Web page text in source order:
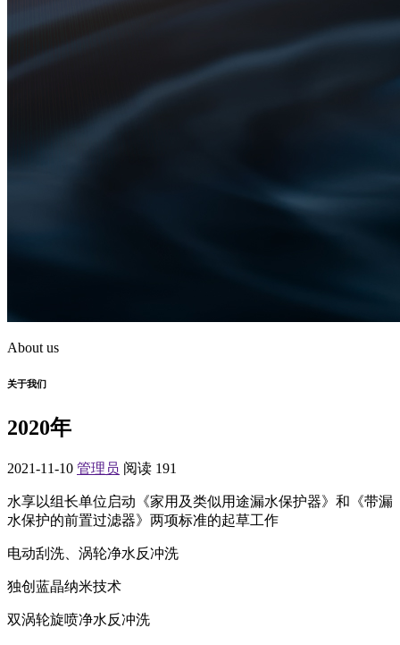
About us
关于我们
2020年
2021-11-10 管理员 阅读 191
水享以组长单位启动《家用及类似用途漏水保护器》和《带漏
水保护的前置过滤器》两项标准的起草工作
电动刮洗、涡轮净水反冲洗
独创蓝晶纳米技术
双涡轮旋喷净水反冲洗